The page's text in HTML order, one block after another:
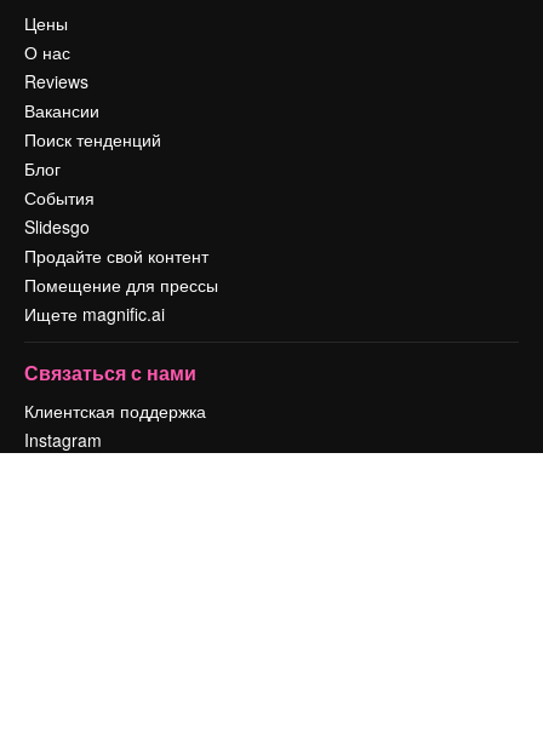
Цены
О нас
Reviews
Вакансии
Поиск тенденций
Блог
События
Slidesgo
Продайте свой контент
Помещение для прессы
Ищете magnific.ai
Связаться с нами
Клиентская поддержка
Instagram